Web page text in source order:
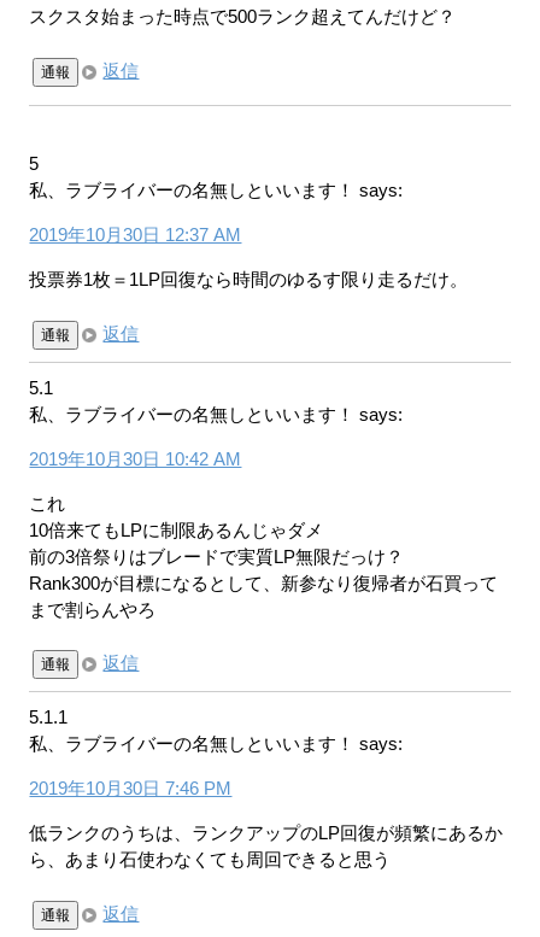
スクスタ始まった時点で500ランク超えてんだけど？
通報 返信
5
私、ラブライバーの名無しといいます！
says:
2019年10月30日 12:37 AM
投票券1枚＝1LP回復なら時間のゆるす限り走るだけ。
通報 返信
5.1
私、ラブライバーの名無しといいます！
says:
2019年10月30日 10:42 AM
これ
10倍来てもLPに制限あるんじゃダメ
前の3倍祭りはブレードで実質LP無限だっけ？
Rank300が目標になるとして、新参なり復帰者が石買って
まで割らんやろ
通報 返信
5.1.1
私、ラブライバーの名無しといいます！
says:
2019年10月30日 7:46 PM
低ランクのうちは、ランクアップのLP回復が頻繁にあるか
ら、あまり石使わなくても周回できると思う
通報 返信